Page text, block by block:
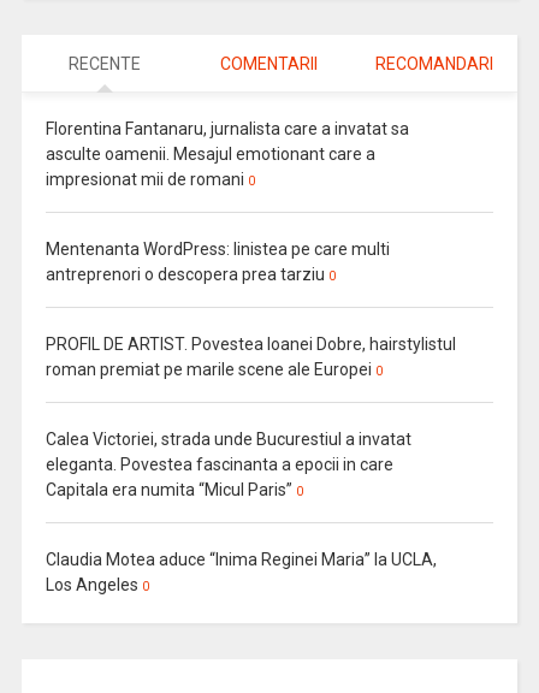
RECENTE COMENTARII RECOMANDARI
Florentina Fantanaru, jurnalista care a invatat sa
asculte oamenii. Mesajul emotionant care a
impresionat mii de romani 0
Mentenanta WordPress: linistea pe care multi
antreprenori o descopera prea tarziu 0
PROFIL DE ARTIST. Povestea Ioanei Dobre, hairstylistul
roman premiat pe marile scene ale Europei 0
Calea Victoriei, strada unde Bucurestiul a invatat
eleganta. Povestea fascinanta a epocii in care
Capitala era numita “Micul Paris” 0
Claudia Motea aduce “Inima Reginei Maria” la UCLA,
Los Angeles 0